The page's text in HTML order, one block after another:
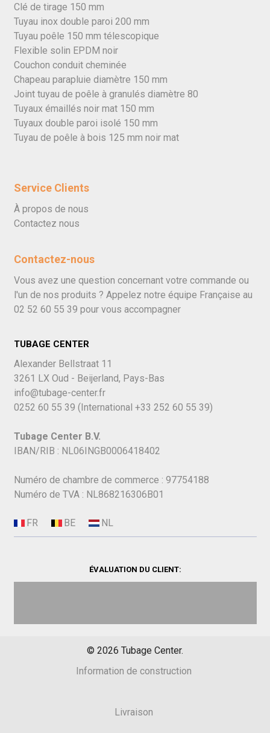
Clé de tirage 150 mm
Tuyau inox double paroi 200 mm
Tuyau poêle 150 mm télescopique
Flexible solin EPDM noir
Couchon conduit cheminée
Chapeau parapluie diamètre 150 mm
Joint tuyau de poêle à granulés diamètre 80
Tuyaux émaillés noir mat 150 mm
Tuyaux double paroi isolé 150 mm
Tuyau de poêle à bois 125 mm noir mat
Service Clients
À propos de nous
Contactez nous
Contactez-nous
Vous avez une question concernant votre commande ou
l'un de nos produits ? Appelez notre équipe Française au
02 52 60 55 39 pour vous accompagner
TUBAGE CENTER
Alexander Bellstraat 11
3261 LX Oud - Beijerland, Pays-Bas
info@tubage-center.fr
0252 60 55 39 (International +33 252 60 55 39)
Tubage Center B.V.
IBAN/RIB : NL06INGB0006418402
Numéro de chambre de commerce : 97754188
Numéro de TVA : NL868216306B01
ÉVALUATION DU CLIENT:
© 2026 Tubage Center.
Information de construction
Livraison